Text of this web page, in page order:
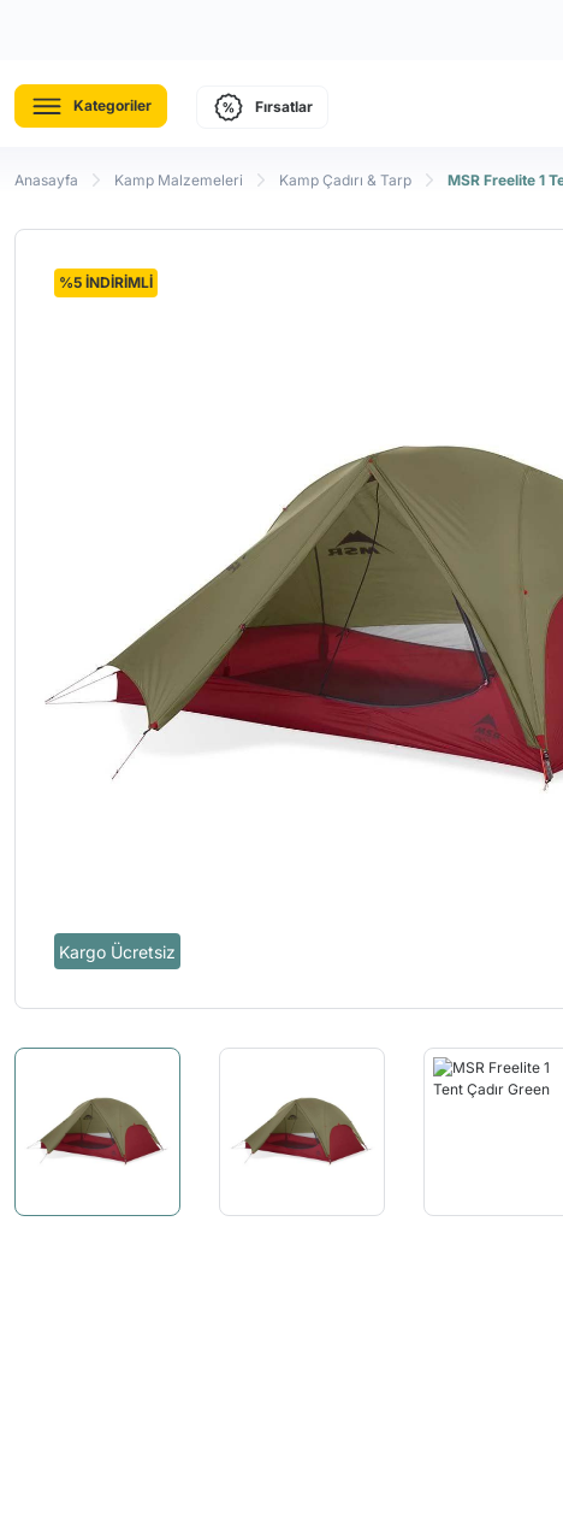
Kategoriler Fırsatlar
Anasayfa Kamp Malzemeleri Kamp Çadırı & Tarp MSR Freelite 1
Kargo Ücretsiz
%5 İNDİRİMLİ